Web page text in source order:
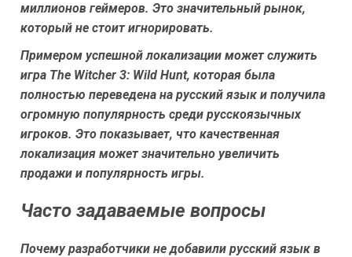
миллионов геймеров. Это значительный рынок,
который не стоит игнорировать.
Примером успешной локализации может служить
игра The Witcher 3: Wild Hunt, которая была
полностью переведена на русский язык и получила
огромную популярность среди русскоязычных
игроков. Это показывает, что качественная
локализация может значительно увеличить
продажи и популярность игры.
Часто задаваемые вопросы
Почему разработчики не добавили русский язык в